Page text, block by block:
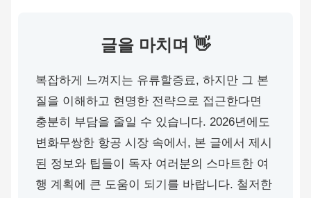
글을 마치며 👋
복잡하게 느껴지는 유류할증료, 하지만 그 본
질을 이해하고 현명한 전략으로 접근한다면
충분히 부담을 줄일 수 있습니다. 2026년에도
변화무쌍한 항공 시장 속에서, 본 글에서 제시
된 정보와 팁들이 독자 여러분의 스마트한 여
행 계획에 큰 도움이 되기를 바랍니다. 철저한